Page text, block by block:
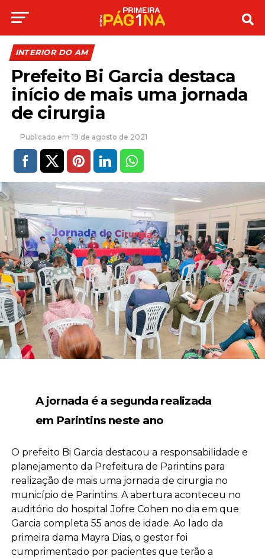
INTERIOR DO AM
Prefeito Bi Garcia destaca
início de mais uma jornada
de cirurgia
19 de agosto de 2021
A jornada é a segunda realizada
em Parintins neste ano
O prefeito Bi Garcia destacou a responsabilidade e
planejamento da Prefeitura de Parintins para
realização de mais uma jornada de cirurgia no
município de Parintins. A abertura aconteceu no
auditório do hospital Jofre Cohen no dia em que
Garcia completa 55 anos de idade. Ao lado da
primeira dama Mayra Dias, o gestor foi
cumprimentado por pacientes que terão a